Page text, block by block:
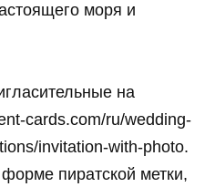
моря и
на
cards.com/ru/wedding-
invitation-with-photo.
пиратской метки,